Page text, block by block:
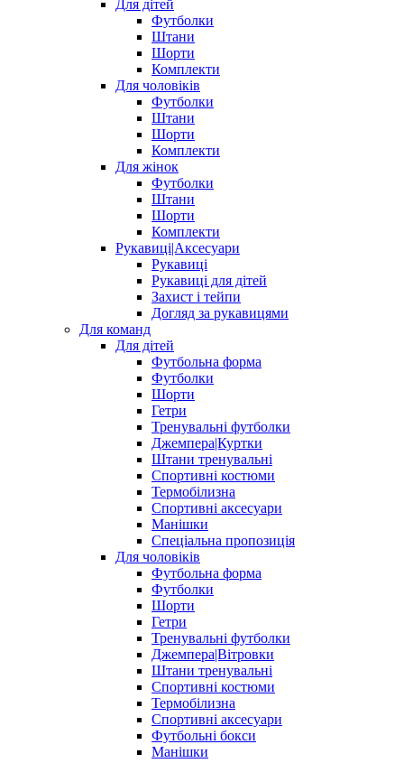
Для дітей
Футболки
Штани
Шорти
Комплекти
Для чоловіків
Футболки
Штани
Шорти
Комплекти
Для жінок
Футболки
Штани
Шорти
Комплекти
Рукавиці|Аксесуари
Рукавиці
Рукавиці для дітей
Захист і тейпи
Догляд за рукавицями
Для команд
Для дітей
Футбольна форма
Футболки
Шорти
Гетри
Тренувальні футболки
Джемпера|Куртки
Штани тренувальні
Спортивні костюми
Термобілизна
Спортивні аксесуари
Манішки
Спеціальна пропозиція
Для чоловіків
Футбольна форма
Футболки
Шорти
Гетри
Тренувальні футболки
Джемпера|Вітровки
Штани тренувальні
Спортивні костюми
Термобілизна
Спортивні аксесуари
Футбольні бокси
Манішки